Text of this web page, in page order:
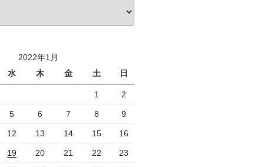
2022年1月
水 木 金 土 日
1 2
5 6 7 8 9
12 13 14 15 16
19 20 21 22 23